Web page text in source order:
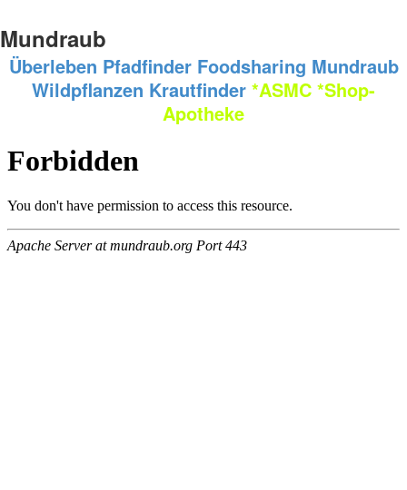
Mundraub
Überleben Pfadfinder Foodsharing Mundraub
Wildpflanzen Krautfinder *ASMC *Shop-
Apotheke